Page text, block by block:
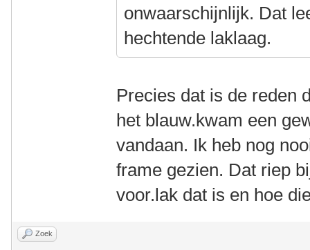
onwaarschijnlijk. Dat
hechtende laklaag.
Precies dat is de reden
het blauw.kwam een
vandaan. Ik heb nog
frame gezien. Dat riep
voor.lak dat is en hoe
Zoek